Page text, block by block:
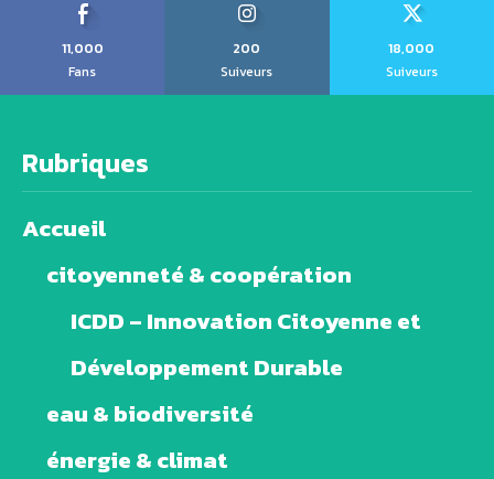
11,000
Fans
200
Suiveurs
18,000
Suiveurs
Rubriques
Accueil
citoyenneté & coopération
ICDD – Innovation Citoyenne et
Développement Durable
eau & biodiversité
énergie & climat